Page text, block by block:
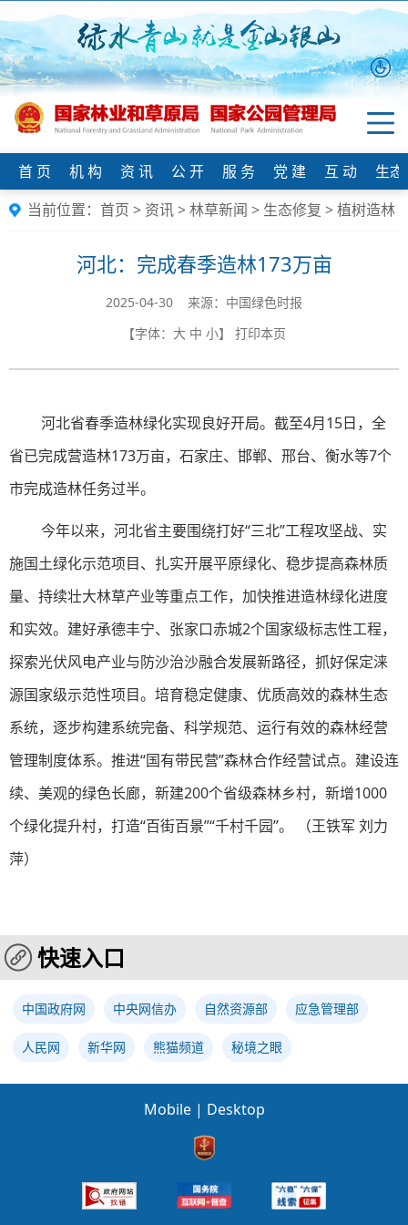
首 页 机 构 资 讯 公 开 服 务 党 建 互 动
生
当前位置： 首页 > 资讯>林草新闻 > 生态修复 >植树造林
河北：完成春季造林173万亩
2025-04-30 来源：中国绿色时报
【字体： 大 中 小】 打印本页
河北省春季造林绿化实现良好开局。截至4月15日，全
省已完成营造林173万亩，石家庄、邯郸、邢台、衡水等7个
市完成造林任务过半。
今年以来，河北省主要围绕打好“三北”工程攻坚战、实
施国土绿化示范项目、扎实开展平原绿化、稳步提高森林质
量、持续壮大林草产业等重点工作，加快推进造林绿化进度
和实效。建好承德丰宁、张家口赤城2个国家级标志性工程，
探索光伏风电产业与防沙治沙融合发展新路径，抓好保定涞
源国家级示范性项目。培育稳定健康、优质高效的森林生态
系统，逐步构建系统完备、科学规范、运行有效的森林经营
管理制度体系。推进“国有带民营”森林合作经营试点。建设连
续、美观的绿色长廊，新建200个省级森林乡村，新增1000
个绿化提升村，打造“百街百景”“千村千园”。 （王铁军 刘力
萍）
快速入口
中国政府网 中央网信办 自然资源部 应急管理部
人民网 新华网 熊猫频道 秘境之眼
Mobile | Desktop